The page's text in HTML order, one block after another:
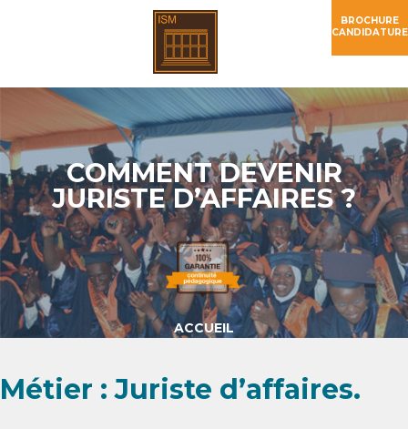
COMMENT DEVENIR
JURISTE D’AFFAIRES ?
ACCUEIL
Métier : Juriste d’affaires.
BROCHURE
CANDIDATURE